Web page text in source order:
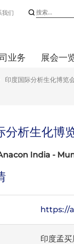
我们
业务 展会一
印度国际分析生化博览
分析生化博
India -
https://
印度孟